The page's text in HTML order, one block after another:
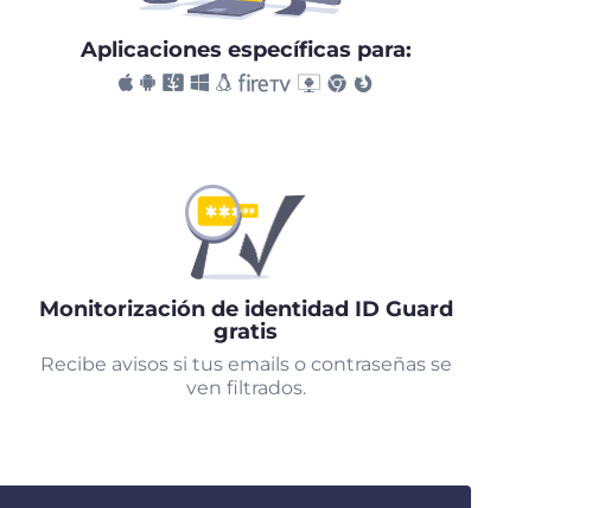
Aplicaciones específicas para:
Monitorización de identidad ID Guard
gratis
Recibe avisos si tus emails o contraseñas se
ven filtrados.